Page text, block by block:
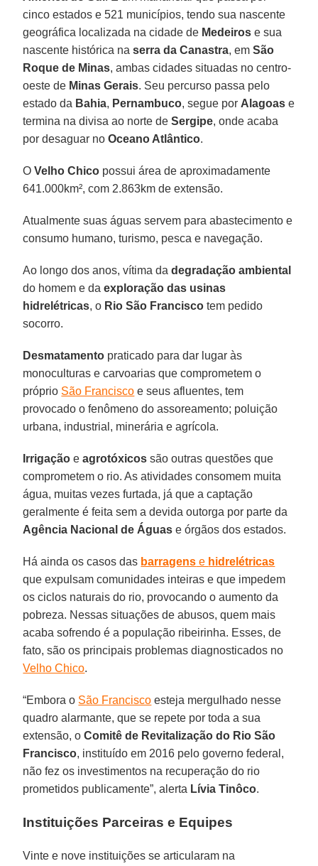
cinco estados e 521 municípios, tendo sua nascente
geográfica localizada na cidade de Medeiros e sua
nascente histórica naserra da Canastra, emSão
Roque de Minas, ambas cidades situadas no centro-
oeste de Minas Gerais. Seu percurso passa pelo
estado da Bahia, Pernambuco, segue por Alagoas e
termina na divisa ao norte deSergipe, onde acaba
por desaguar noOceano Atlântico.
OVelho Chico possui área de aproximadamente
641.000km², com 2.863km de extensão.
Atualmente suas águas servem para abastecimento e
consumo humano, turismo, pesca e navegação.
Ao longo dos anos, vítima dadegradação ambiental
do homem e daexploração das usinas
hidrelétricas, o Rio São Francisco tem pedido
socorro.
Desmatamento praticado para dar lugar às
monoculturas e carvoarias que comprometem o
próprio São Francisco e seus afluentes, tem
provocado o fenômeno do assoreamento; poluição
urbana, industrial, minerária e agrícola.
Irrigação eagrotóxicos são outras questões que
comprometem o rio. As atividades consomem muita
água, muitas vezes furtada, já que a captação
geralmente é feita sem a devida outorga por parte da
Agência Nacional de Águas e órgãos dos estados.
Há ainda os casos das barragens e hidrelétricas
que expulsam comunidades inteiras e que impedem
os ciclos naturais do rio, provocando o aumento da
pobreza. Nessas situações de abusos, quem mais
acaba sofrendo é a população ribeirinha. Esses, de
fato, são os principais problemas diagnosticados no
Velho Chico.
“Embora o São Francisco esteja mergulhado nesse
quadro alarmante, que se repete por toda a sua
extensão, oComitê de Revitalização do Rio São
Francisco, instituído em 2016 pelo governo federal,
não fez os investimentos na recuperação do rio
prometidos publicamente”, alerta Lívia Tinôco.
Instituições Parceiras e Equipes
Vinte e nove instituições se articularam na